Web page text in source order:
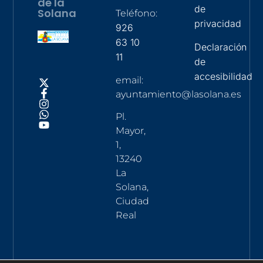
Solana Teléfono:
926
63 10
11
email:
ayuntamiento@lasolana.es
Pl.
Mayor,
1,
13240
La
Solana,
Ciudad
Real
de
privacidad
Declaración
de
accesibilidad